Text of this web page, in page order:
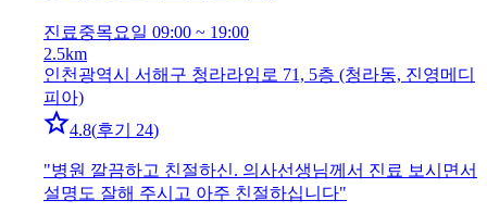
진료중목요일 09:00 ~ 19:00
2.5km
인천광역시 서해구 청라라임로 71, 5층 (청라동, 진영메디
피아)
4.8(후기 24)
"병원 깔끔하고 친절하신. 의사선생님께서 진료 보시면서
설명도 잘해 주시고 아주 친절하십니다"